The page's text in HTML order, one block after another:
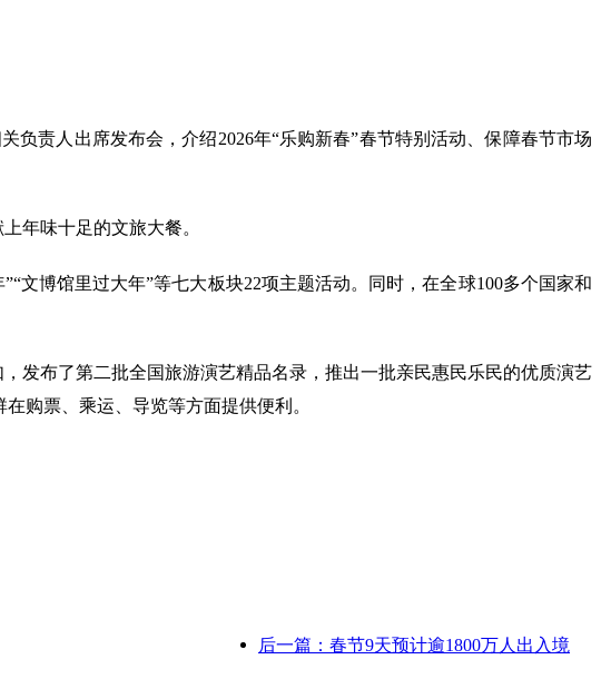
责人出席发布会，介绍2026年“乐购新春”春节特别活动、保障春节市场
年味十足的文旅大餐。
文博馆里过大年”等七大板块22项主题活动。同时，在全球100多个国家和
发布了第二批全国旅游演艺精品名录，推出一批亲民惠民乐民的优质演艺
购票、乘运、导览等方面提供便利。
后一篇：春节9天预计逾1800万人出入境